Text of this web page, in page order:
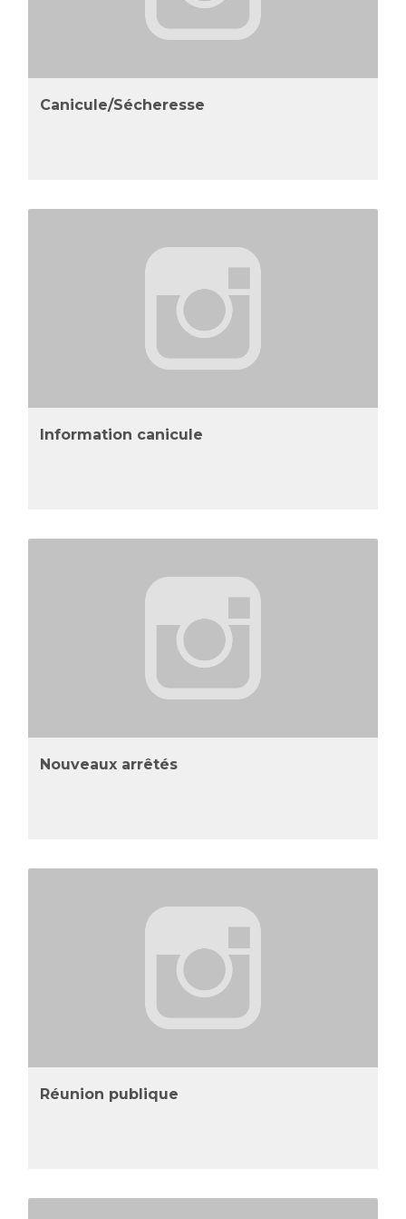
Canicule/Sécheresse
Information canicule
Nouveaux arrêtés
Réunion publique